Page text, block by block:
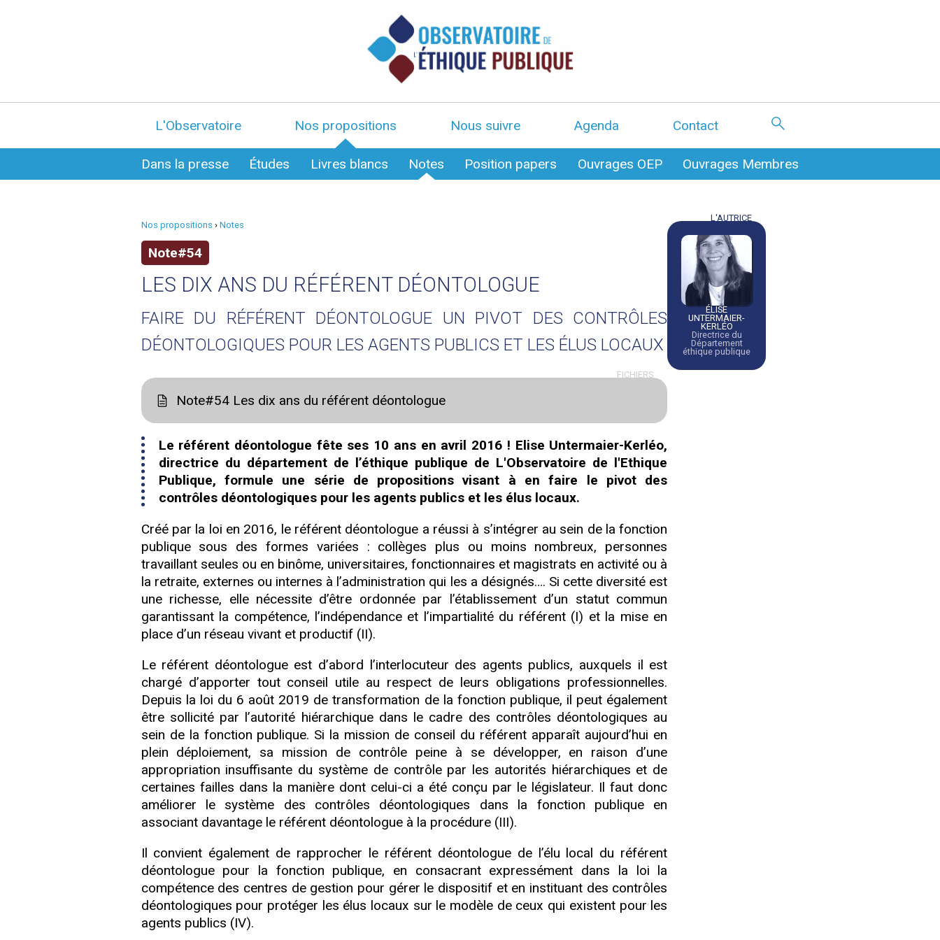
L'Observatoire Nos propositions Nous suivre Agenda Contact
Dans la presse Études Livres blancs Notes Position papers Ouvrages OEP Ouvrages Membres
Nos propositions › Notes
Note#54
LES DIX ANS DU RÉFÉRENT DÉONTOLOGUE
FAIRE DU RÉFÉRENT DÉONTOLOGUE UN PIVOT DES CONTRÔLES
DÉONTOLOGIQUES POUR LES AGENTS PUBLICS ET LES ÉLUS LOCAUX
FICHIERS
Note#54 Les dix ans du référent déontologue
Le référent déontologue fête ses 10 ans en avril 2016 ! Elise Untermaier-Kerléo,
directrice du département de l’éthique publique de L'Observatoire de l'Ethique
Publique, formule une série de propositions visant à en faire le pivot des
contrôles déontologiques pour les agents publics et les élus locaux.
Créé par la loi en 2016, le référent déontologue a réussi à s’intégrer au sein de la fonction
publique sous des formes variées : collèges plus ou moins nombreux, personnes
travaillant seules ou en binôme, universitaires, fonctionnaires et magistrats en activité ou à
la retraite, externes ou internes à l’administration qui les a désignés…. Si cette diversité est
une richesse, elle nécessite d’être ordonnée par l’établissement d’un statut commun
garantissant la compétence, l’indépendance et l’impartialité du référent (I) et la mise en
place d’un réseau vivant et productif (II).
Le référent déontologue est d’abord l’interlocuteur des agents publics, auxquels il est
chargé d’apporter tout conseil utile au respect de leurs obligations professionnelles.
Depuis la loi du 6 août 2019 de transformation de la fonction publique, il peut également
être sollicité par l’autorité hiérarchique dans le cadre des contrôles déontologiques au
sein de la fonction publique. Si la mission de conseil du référent apparaît aujourd’hui en
plein déploiement, sa mission de contrôle peine à se développer, en raison d’une
appropriation insuffisante du système de contrôle par les autorités hiérarchiques et de
certaines failles dans la manière dont celui-ci a été conçu par le législateur. Il faut donc
améliorer le système des contrôles déontologiques dans la fonction publique en
associant davantage le référent déontologue à la procédure (III).
Il convient également de rapprocher le référent déontologue de l’élu local du référent
déontologue pour la fonction publique, en consacrant expressément dans la loi la
compétence des centres de gestion pour gérer le dispositif et en instituant des contrôles
déontologiques pour protéger les élus locaux sur le modèle de ceux qui existent pour les
agents publics (IV).
L'AUTRICE
ÉLISE
UNTERMAIER-
KERLÉO
Directrice du
Département
éthique publique